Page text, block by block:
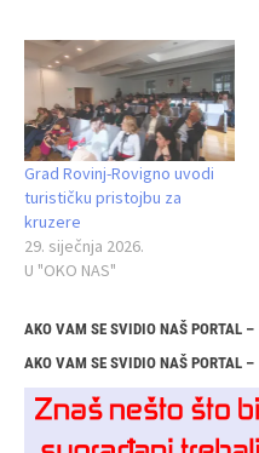
Grad Rovinj-Rovigno uvodi
turističku pristojbu za
kruzere
29. siječnja 2026.
U "OKO NAS"
AKO VAM SE SVIDIO NAŠ PORTAL –
AKO VAM SE SVIDIO NAŠ PORTAL –